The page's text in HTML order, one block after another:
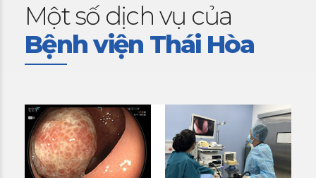
Một số dịch vụ của
Bệnh viện Thái Hòa